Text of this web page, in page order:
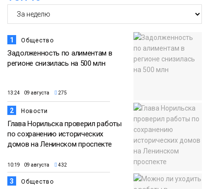
1 Общество
Задолженность по алиментам в
регионе снизилась на 500 млн
13:24 09 августа 275
2 Новости
Глава Норильска проверил работы
по сохранению исторических
домов на Ленинском проспекте
10:19 09 августа 432
3 Общество